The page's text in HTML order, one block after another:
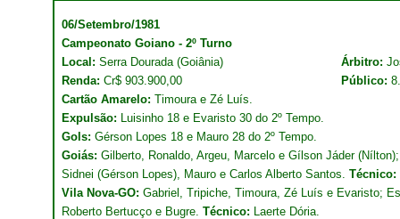
06/Setembro/1981
Campeonato Goiano - 2º Turno
Local: Serra Dourada (Goiânia) Árbitro:
Renda: Cr$ 903.900,00 Público:
Cartão Amarelo: Timoura e Zé Luís.
Expulsão: Luisinho 18 e Evaristo 30 do 2º Tempo.
Gols: Gérson Lopes 18 e Mauro 28 do 2º Tempo.
Goiás: Gilberto, Ronaldo, Argeu, Marcelo e Gílson Jáder
Sidnei (Gérson Lopes), Mauro e Carlos Alberto Santos. Técnico:
Vila Nova-GO: Gabriel, Tripiche, Timoura, Zé Luís e Evaristo;
Roberto Bertucço e Bugre. Técnico: Laerte Dória.